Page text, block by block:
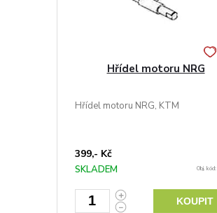
Hřídel motoru NRG
Hřídel motoru NRG, KTM
399,- Kč
SKLADEM Obj. kód:
KOUPIT